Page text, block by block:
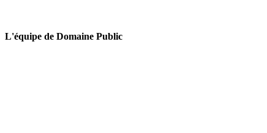
L'équipe de Domaine Public